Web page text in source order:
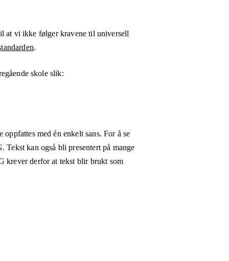
at vi ikke følger kravene til universell
.
skole slik:
med én enkelt sans. For å se
kan også bli presentert på mange
krever derfor at tekst blir brukt som